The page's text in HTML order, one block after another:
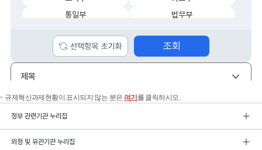
규제혁신과제현황이 표시되지 않는 분은 여기 를 클릭하시오.
정부 관련기관 누리집
외청 및 유관기관 누리집